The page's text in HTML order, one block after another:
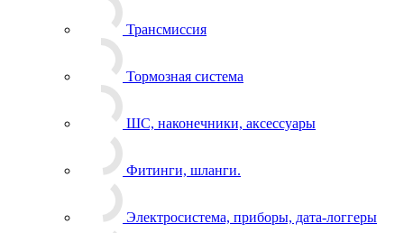
Трансмиссия
Тормозная система
ШС, наконечники, аксессуары
Фитинги, шланги.
Электросистема, приборы, дата-логгеры